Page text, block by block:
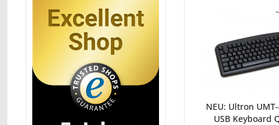
NEU: Ultron
USB Keyboard